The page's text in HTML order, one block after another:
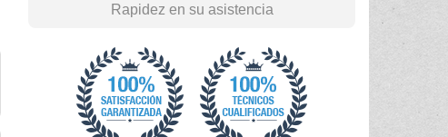
Rapidez en su asistencia